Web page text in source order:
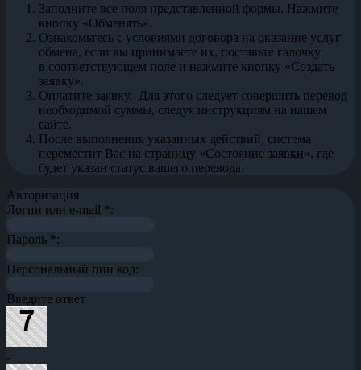
Заполните все поля представленной формы. Нажмите
кнопку «Обменять».
Ознакомьтесь с условиями договора на оказание услуг
обмена, если вы принимаете их, поставьте галочку
в соответствующем поле и нажмите кнопку «Создать
заявку».
Оплатите заявку. Для этого следует совершить перевод
необходимой суммы, следуя инструкциям на нашем
сайте.
После выполнения указанных действий, система
переместит Вас на страницу «Состояние заявки», где
будет указан статус вашего перевода.
Авторизация
Логин или e-mail *:
Пароль *:
Персональный пин код:
Введите ответ
-